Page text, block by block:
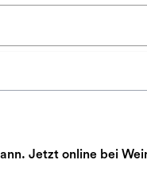
Jetzt online bei